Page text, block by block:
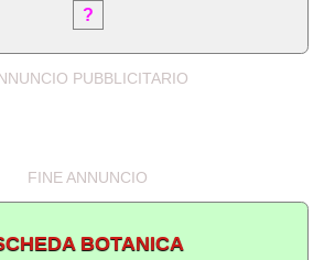
?
PUBBLICITARIO
FINE ANNUNCIO
BOTANICA